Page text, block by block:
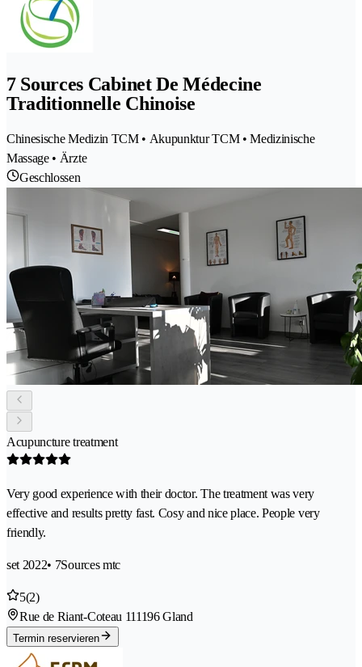
7 Sources Cabinet De Médecine
Traditionnelle Chinoise
Chinesische Medizin TCM • Akupunktur TCM • Medizinische
Massage • Ärzte
Geschlossen
Acupuncture treatment
Very good experience with their doctor. The treatment was very
effective and results pretty fast. Cosy and nice place. People very
friendly.
set 2022• 7Sources mtc
5(2)
Rue de Riant-Coteau 111196 Gland
Termin reservieren